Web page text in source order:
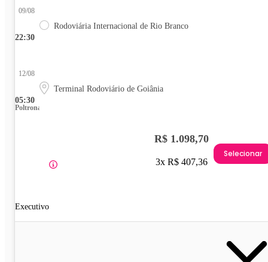
22:30
09/08
Rodoviária Internacional de Rio Branco
05:30
12/08
Terminal Rodoviário de Goiânia
Poltrona
Executivo
R$ 1.098,70
3x R$ 407,36
Selecionar